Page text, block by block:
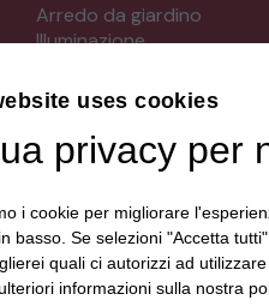
Arredo da giardino
Illuminazione
Mobili
Oggettistica
Orologeria
Quadri stampe
Strumenti musicali e
Tappeti e tessuti
Veicoli d'epoca
uses cookies
privacy per
i cookie per migliorare
basso. Se selezioni "Accetta
quali ci autorizzi ad
informazioni sulla nostra